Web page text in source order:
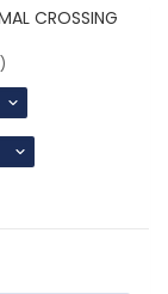
CROSSING
)